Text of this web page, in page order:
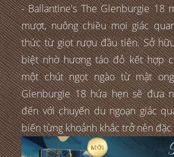
- Ballantine's The Glenburgie 18
mượt, nuông chiều mọi giác
thức từ giọt rượu đầu tiên. Sở
biệt nhờ hương táo đỏ kết hợp
một chút ngọt ngào từ mật
Glenburgie 18 hứa hẹn sẽ đưa
đến với chuyến du ngoạn giác
biến từng khoảnh khắc trở nên